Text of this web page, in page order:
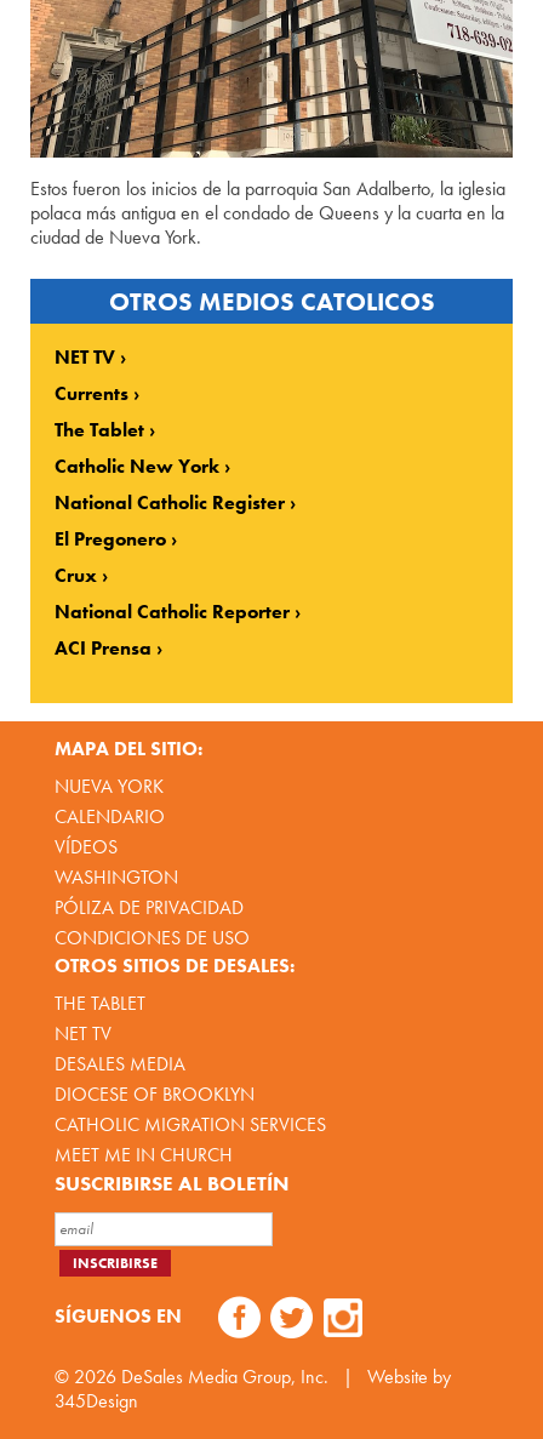
Estos fueron los inicios de la parroquia San Adalberto, la iglesia
polaca más antigua en el condado de Queens y la cuarta en la
ciudad de Nueva York.
OTROS MEDIOS CATOLICOS
NET TV
Currents
The Tablet
Catholic New York
National Catholic Register
El Pregonero
Crux
National Catholic Reporter
ACI Prensa
MAPA DEL SITIO:
NUEVA YORK
CALENDARIO
VÍDEOS
WASHINGTON
PÓLIZA DE PRIVACIDAD
CONDICIONES DE USO
OTROS SITIOS DE DESALES:
THE TABLET
NET TV
DESALES MEDIA
DIOCESE OF BROOKLYN
CATHOLIC MIGRATION SERVICES
MEET ME IN CHURCH
SUSCRIBIRSE AL BOLETÍN
SÍGUENOS EN
© 2026 DeSales Media Group, Inc. |
Website by
345Design